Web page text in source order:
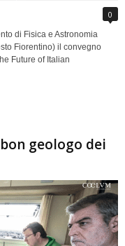
0
di Fisica e Astronomia
Fiorentino) il convegno
Future of Italian
geologo dei